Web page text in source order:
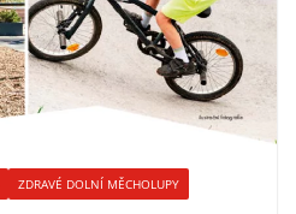
ZDRAVÉ DOLNÍ MĚCHOLUPY